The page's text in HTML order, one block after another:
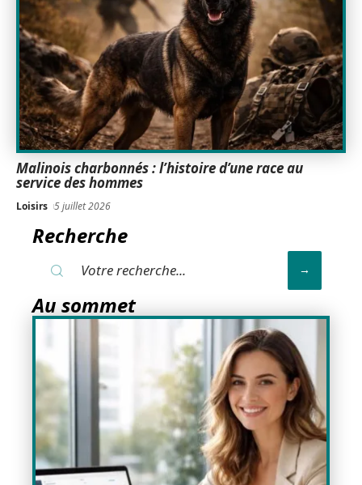
Malinois charbonnés : l’histoire d’une race au
service des hommes
Loisirs 5 juillet 2026
Recherche
Au sommet